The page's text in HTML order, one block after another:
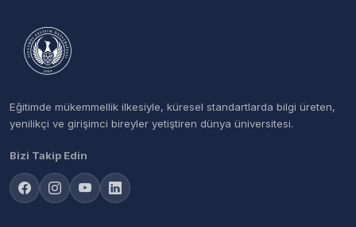
Eğitimde mükemmellik ilkesiyle, küresel standartlarda bilgi üreten,
yenilikçi ve girişimci bireyler yetiştiren dünya üniversitesi.
Bizi Takip Edin